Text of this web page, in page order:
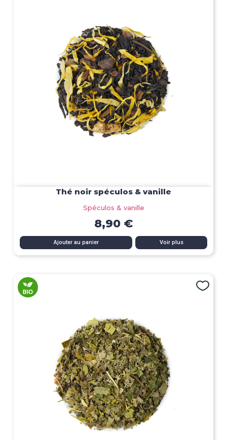
Thé noir spéculos & vanille
Spéculos & vanille
8,90 €
Ajouter au panier Voir plus